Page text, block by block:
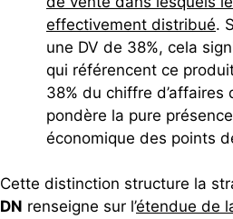
effectivement distribué.
une DV de 38%, cela
qui référencent ce
38% du chiffre d’affaires
pondère la pure
économique des points
Cette distinction structure la
DN renseigne sur l’étendue de